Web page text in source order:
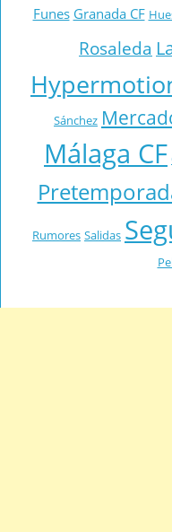
Funes Granada CF
Rosaleda
Sánchez
Málaga CF
Rumores Salidas